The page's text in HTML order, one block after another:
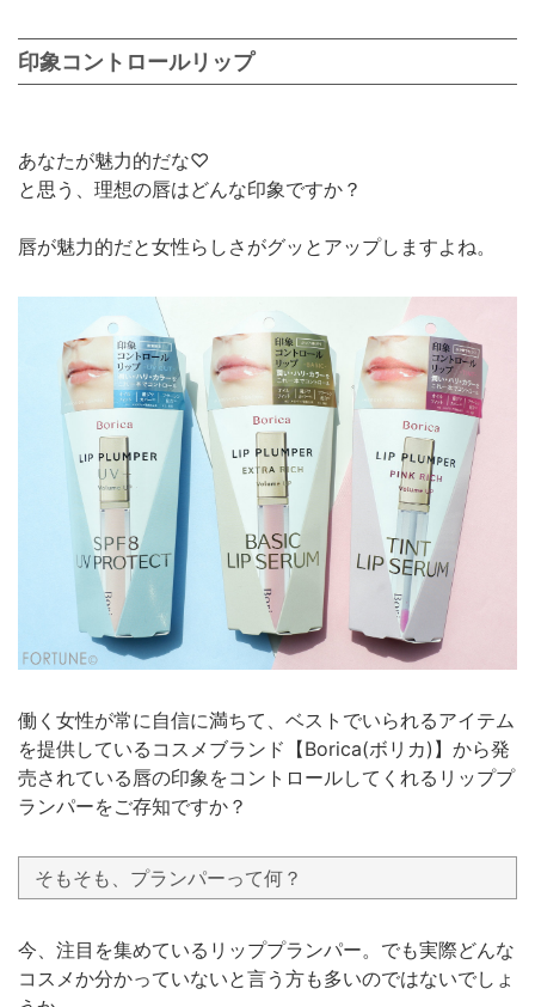
印象コントロールリップ
あなたが魅力的だな♡
と思う、理想の唇はどんな印象ですか？
唇が魅力的だと女性らしさがグッとアップしますよね。
働く女性が常に自信に満ちて、ベストでいられるアイテム
を提供しているコスメブランド【Borica(ボリカ)】から発
売されている唇の印象をコントロールしてくれるリッププ
ランパーをご存知ですか？
そもそも、プランパーって何？
今、注目を集めているリッププランパー。でも実際どんな
コスメか分かっていないと言う方も多いのではないでしょ